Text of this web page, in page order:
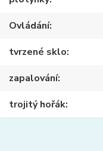
Ovládání
tvrzené sklo
zapalování
trojitý hořák